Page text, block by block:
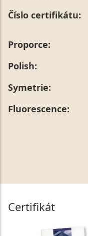
Číslo certifikátu:
Proporce:
Polish:
Symetrie:
Fluorescence:
Certifikát